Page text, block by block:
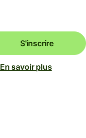
S'inscrire
En savoir plus